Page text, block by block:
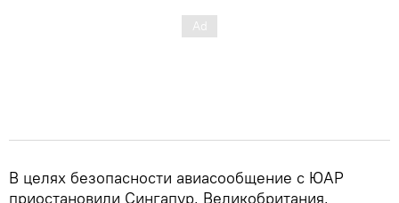
В целях безопасности авиасообщение с ЮАР
приостановили Сингапур, Великобритания,